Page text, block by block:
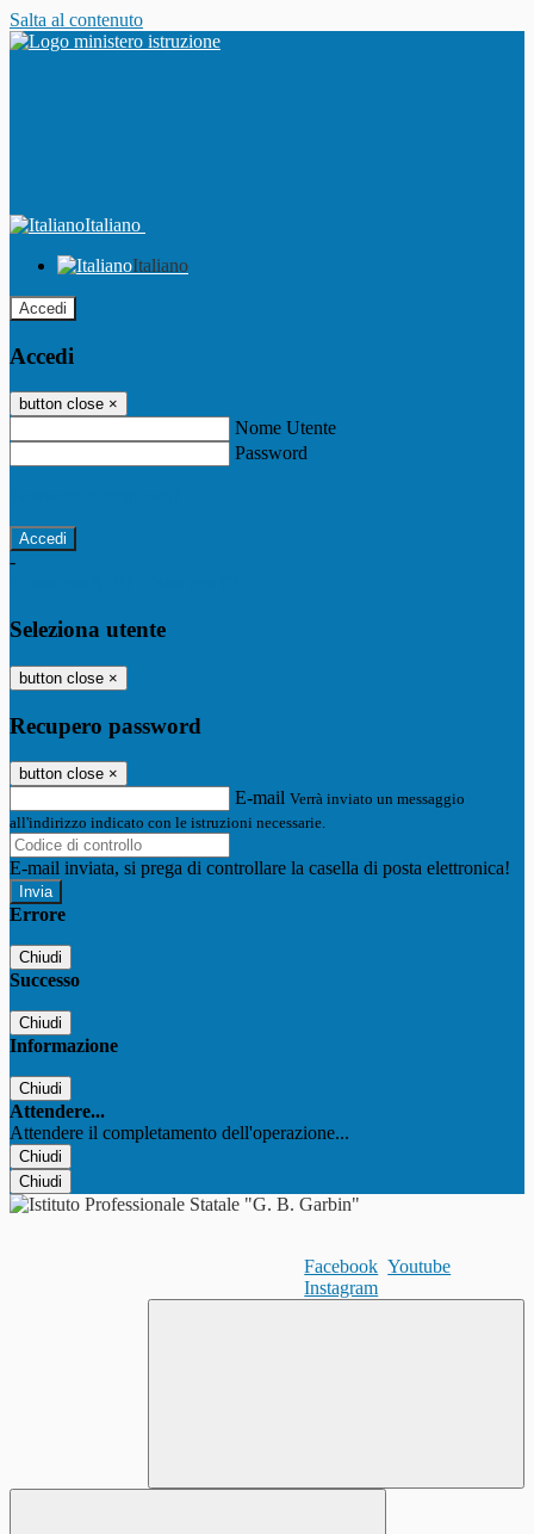
Salta al contenuto
Italiano
Italiano
Accedi
Accedi
button close ×
Nome Utente
Password
-
Seleziona utente
button close ×
Recupero password
button close ×
E-mail Verrà inviato un messaggio
all'indirizzo indicato con le istruzioni necessarie.
E-mail inviata, si prega di controllare la casella di posta elettronica!
Errore
Chiudi
Successo
Chiudi
Informazione
Chiudi
Attendere...
Attendere il completamento dell'operazione...
Chiudi
Chiudi
Facebook Youtube
Instagram